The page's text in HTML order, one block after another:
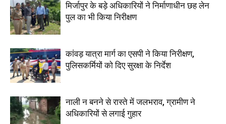
मिर्जापुर के बड़े अधिकारियों ने निर्माणाधीन छह लेन
पुल का भी किया निरीक्षण
कांवड़ यात्रा मार्ग का एसपी ने किया निरीक्षण,
पुलिसकर्मियों को दिए सुरक्षा के निर्देश
नाली न बनने से रास्ते में जलभराव, ग्रामीण ने
अधिकारियों से लगाई गुहार